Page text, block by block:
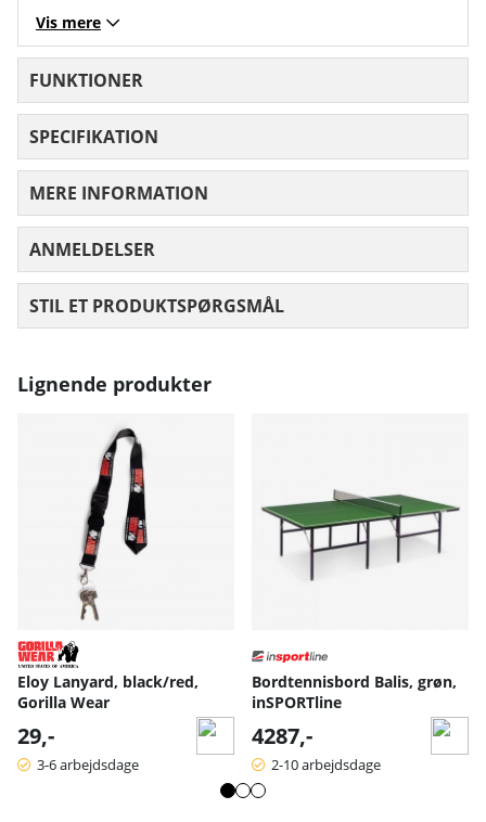
indirekte).
Indeholder ingen enzymer, ingen kemiske farvestoffer
eller konserveringsmidler og har RSPO-certifikat.
Vis mere
FUNKTIONER
SPECIFIKATION
MERE INFORMATION
ANMELDELSER
STIL ET PRODUKTSPØRGSMÅL
Lignende produkter
Eloy Lanyard, black/red,
Gorilla Wear
29,-
3-6 arbejdsdage
Bordtennisbord Balis, grøn,
inSPORTline
4287,-
2-10 arbejdsdage